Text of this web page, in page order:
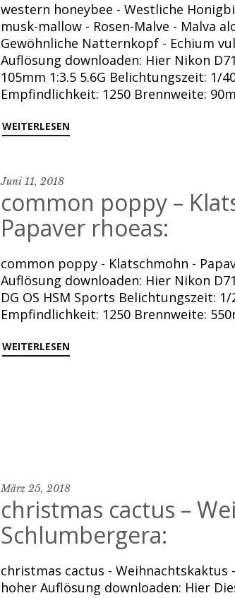
western honeybee - Westliche
musk-mallow - Rosen-Malve - Malva
Gewöhnliche Natternkopf - Echium
Auflösung downloaden: Hier Nikon
105mm 1:3.5 5.6G Belichtungszeit: 1/
Empfindlichkeit: 1250 Brennweite:
WEITERLESEN
Juni 11, 2018
common poppy –
Papaver rhoeas:
common poppy - Klatschmohn -
Auflösung downloaden: Hier Nikon
DG OS HSM Sports Belichtungszeit: 1/
Empfindlichkeit: 1250 Brennweite:
WEITERLESEN
März 25, 2018
christmas cactus –
Schlumbergera:
christmas cactus - Weihnachtskaktus
hoher Auflösung downloaden: Hier